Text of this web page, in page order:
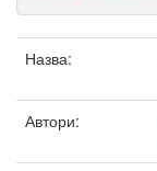
Назва:
Автори: